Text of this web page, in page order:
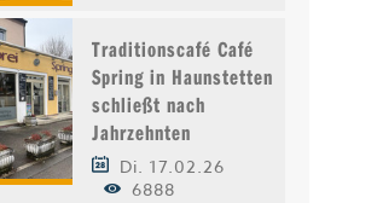
Traditionscafé Café
Spring in Haunstetten
schließt nach
Jahrzehnten
Di. 17.02.26
6888